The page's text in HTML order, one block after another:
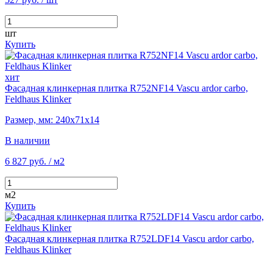
шт
Купить
хит
Фасадная клинкерная плитка R752NF14 Vascu ardor carbo,
Feldhaus Klinker
Размер, мм: 240х71х14
В наличии
6 827 руб. / м2
м2
Купить
Фасадная клинкерная плитка R752LDF14 Vascu ardor carbo,
Feldhaus Klinker